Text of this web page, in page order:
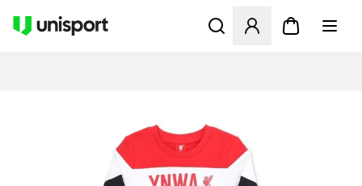
Åbner en Modal til at